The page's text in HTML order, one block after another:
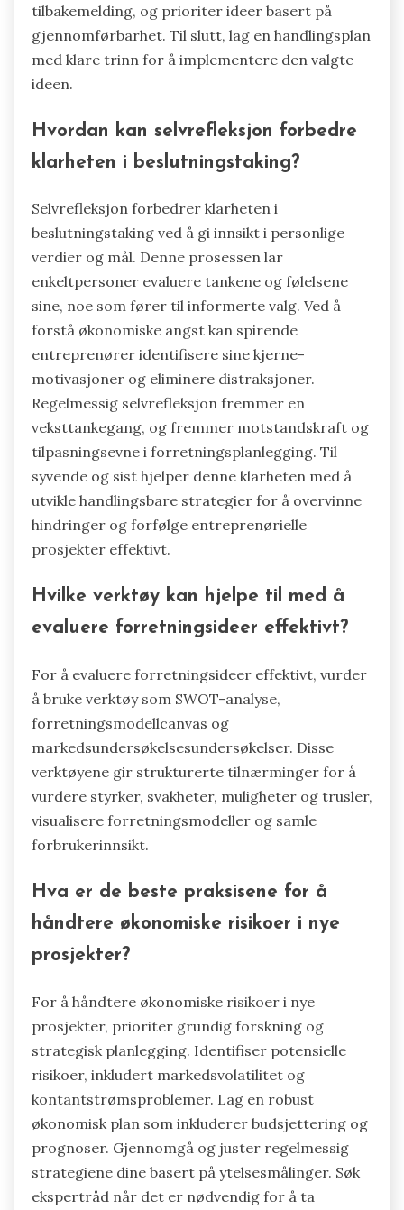
tilbakemelding, og prioriter ideer basert på
gjennomførbarhet. Til slutt, lag en handlingsplan
med klare trinn for å implementere den valgte
ideen.
Hvordan kan selvrefleksjon forbedre
klarheten i beslutningstaking?
Selvrefleksjon forbedrer klarheten i
beslutningstaking ved å gi innsikt i personlige
verdier og mål. Denne prosessen lar
enkeltpersoner evaluere tankene og følelsene
sine, noe som fører til informerte valg. Ved å
forstå økonomiske angst kan spirende
entreprenører identifisere sine kjerne-
motivasjoner og eliminere distraksjoner.
Regelmessig selvrefleksjon fremmer en
veksttankegang, og fremmer motstandskraft og
tilpasningsevne i forretningsplanlegging. Til
syvende og sist hjelper denne klarheten med å
utvikle handlingsbare strategier for å overvinne
hindringer og forfølge entreprenørielle
prosjekter effektivt.
Hvilke verktøy kan hjelpe til med å
evaluere forretningsideer effektivt?
For å evaluere forretningsideer effektivt, vurder
å bruke verktøy som SWOT-analyse,
forretningsmodellcanvas og
markedsundersøkelsesundersøkelser. Disse
verktøyene gir strukturerte tilnærminger for å
vurdere styrker, svakheter, muligheter og trusler,
visualisere forretningsmodeller og samle
forbrukerinnsikt.
Hva er de beste praksisene for å
håndtere økonomiske risikoer i nye
prosjekter?
For å håndtere økonomiske risikoer i nye
prosjekter, prioriter grundig forskning og
strategisk planlegging. Identifiser potensielle
risikoer, inkludert markedsvolatilitet og
kontantstrømsproblemer. Lag en robust
økonomisk plan som inkluderer budsjettering og
prognoser. Gjennomgå og juster regelmessig
strategiene dine basert på ytelsesmålinger. Søk
ekspertråd når det er nødvendig for å ta